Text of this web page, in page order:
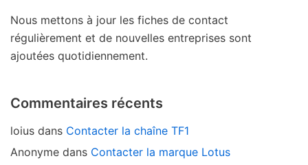
Nous mettons à jour les fiches de contact
régulièrement et de nouvelles entreprises sont
ajoutées quotidiennement.
Commentaires récents
loius dans Contacter la chaîne TF1
Anonyme dans Contacter la marque Lotus